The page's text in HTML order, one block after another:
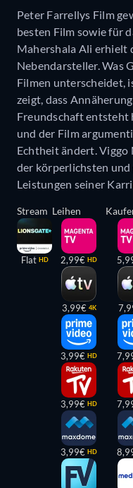
Peter Farrellys Film
besten Film sowie für
Mahershala Ali erhielt
Nebendarsteller. Was
Filmen unterscheidet,
zeigt, dass
Freundschaft entsteht
und der Film
Echtheit ändert. Viggo
der körperlichsten
Leistungen seiner
Stream
Flat HD
Leihen
2,99€ HD
3,99€ 4K
3,99€ HD
3,99€ HD
3,99€ HD